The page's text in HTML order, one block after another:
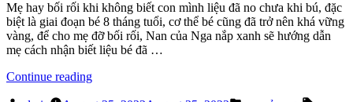
giả
dễ
dàng
Mẹ hay bối rối khi không biết con mình liệu đã no chưa khi bú, đặc
biệt là giai đoạn bé 8 tháng tuổi, cơ thể bé cũng đã trở nên khá vững
vàng, để cho mẹ đỡ bối rối, Nan của Nga nắp xanh sẽ hướng dẫn
mẹ cách nhận biết liệu bé đã …
Continue reading“Cách